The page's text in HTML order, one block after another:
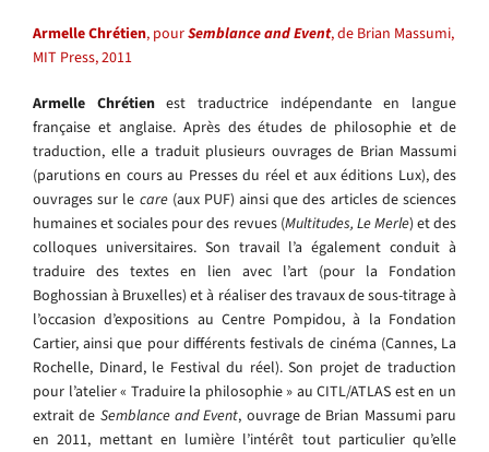
Armelle Chrétien, pourSemblance and Event, de Brian Massumi,
MIT Press, 2011
Armelle Chrétienest traductrice indépendante en langue
française et anglaise. Après des études de philosophie et de
traduction, elle a traduit plusieurs ouvrages de Brian Massumi
(parutions en cours au Presses du réel et aux éditions Lux), des
ouvrages sur le care(aux PUF) ainsi que des articles de sciences
humaines et sociales pour des revues (Multitudes, Le Merle) et des
colloques universitaires. Son travail l’a également conduit à
traduire des textes en lien avec l’art (pour la Fondation
Boghossian à Bruxelles) et à réaliser des travaux de sous-titrage à
l’occasion d’expositions au Centre Pompidou, à la Fondation
Cartier, ainsi que pour différents festivals de cinéma (Cannes, La
Rochelle, Dinard, le Festival du réel). Son projet de traduction
pour l’atelier « Traduire la philosophie » au CITL/ATLAS est en un
extrait de Semblance and Event, ouvrage de Brian Massumi paru
en 2011, mettant en lumière l’intérêt tout particulier qu’elle